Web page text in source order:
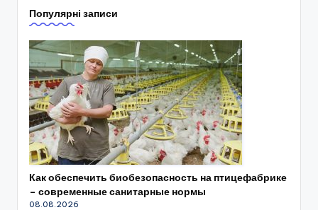
Популярні записи
Как обеспечить биобезопасность на птицефабрике
– современные санитарные нормы
08.08.2026